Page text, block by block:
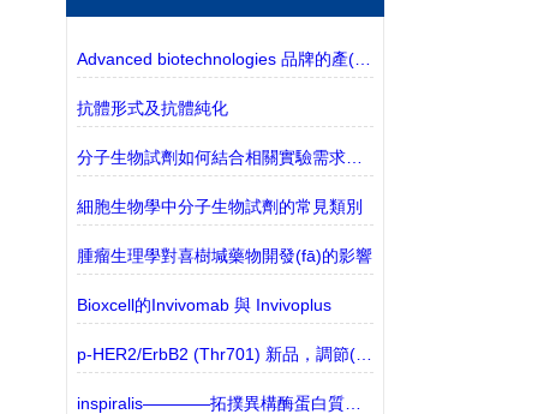
Advanced biotechnologies 品牌的產(chǎn)品介紹
抗體形式及抗體純化
分子生物試劑如何結合相關實驗需求進行選擇？
細胞生物學中分子生物試劑的常見類別
腫瘤生理學對喜樹堿藥物開發(fā)的影響
Bioxcell的Invivomab 與 Invivoplus
p-HER2/ErbB2 (Thr701) 新品，調節(jié)Akt去磷酸化的關鍵靶點
inspiralis————拓撲異構酶蛋白質印跡法